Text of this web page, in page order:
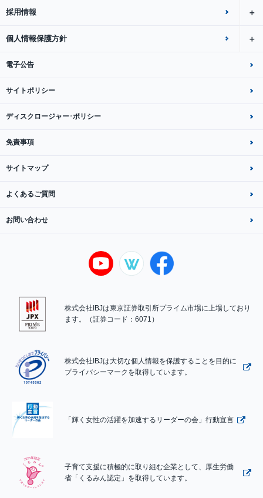
採用情報
個人情報保護方針
電子公告
サイトポリシー
ディスクロージャー･ポリシー
免責事項
サイトマップ
よくあるご質問
お問い合わせ
株式会社IBJは東京証券取引所プライム市場に上場しており
ます。（証券コード：6071）
株式会社IBJは大切な個人情報を保護することを目的に
プライバシーマークを取得しています。
「輝く女性の活躍を加速するリーダーの会」行動宣言
子育て支援に積極的に取り組む企業として、厚生労働
省「くるみん認定」を取得しています。